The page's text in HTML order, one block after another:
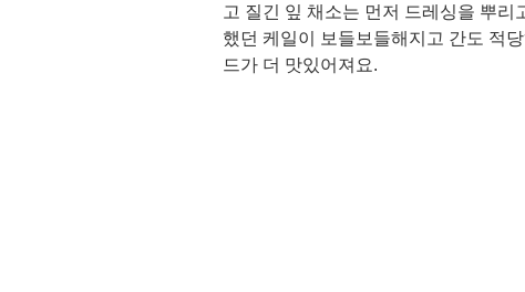
고 질긴 잎 채소는 먼저 드레싱을 뿌리
했던 케일이 보들보들해지고 간도 적
드가 더 맛있어져요.